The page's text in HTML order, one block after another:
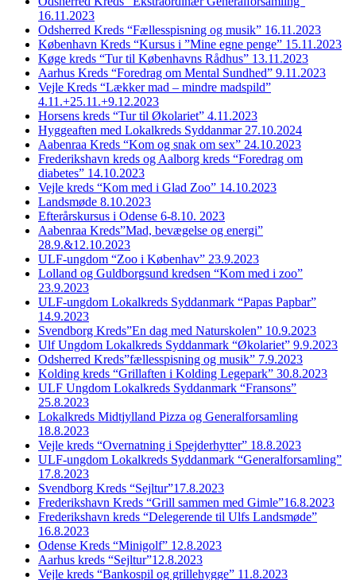
16.11.2023
Odsherred Kreds “Fællesspisning og musik” 16.11.2023
København Kreds “Kursus i ”Mine egne penge” 15.11.2023
Køge kreds “Tur til Københavns Rådhus” 13.11.2023
Aarhus Kreds “Foredrag om Mental Sundhed” 9.11.2023
Vejle Kreds “Lækker mad – mindre madspild”
4.11.+25.11.+9.12.2023
Horsens kreds “Tur til Økolariet” 4.11.2023
Hyggeaften med Lokalkreds Syddanmar 27.10.2024
Aabenraa Kreds “Kom og snak om sex” 24.10.2023
Frederikshavn kreds og Aalborg kreds “Foredrag om
diabetes” 14.10.2023
Vejle kreds “Kom med i Glad Zoo” 14.10.2023
Landsmøde 8.10.2023
Efterårskursus i Odense 6-8.10. 2023
Aabenraa Kreds”Mad, bevægelse og energi”
28.9.&12.10.2023
ULF-ungdom “Zoo i Københav” 23.9.2023
Lolland og Guldborgsund kredsen “Kom med i zoo”
23.9.2023
ULF-ungdom Lokalkreds Syddanmark “Papas Papbar”
14.9.2023
Svendborg Kreds”En dag med Naturskolen” 10.9.2023
Ulf Ungdom Lokalkreds Syddanmark “Økolariet” 9.9.2023
Odsherred Kreds”fællesspisning og musik” 7.9.2023
Kolding kreds “Grillaften i Kolding Legepark” 30.8.2023
ULF Ungdom Lokalkreds Syddanmark “Fransons”
25.8.2023
Lokalkreds Midtjylland Pizza og Generalforsamling
18.8.2023
Vejle kreds “Overnatning i Spejderhytter” 18.8.2023
ULF-ungdom Lokalkreds Syddanmark “Generalforsamling”
17.8.2023
Svendborg Kreds “Sejltur”17.8.2023
Frederikshavn Kreds “Grill sammen med Gimle”16.8.2023
Frederikshavn kreds “Delegerende til Ulfs Landsmøde”
16.8.2023
Odense Kreds “Minigolf” 12.8.2023
Aarhus kreds “Sejltur”12.8.2023
Vejle kreds “Bankospil og grillehygge” 11.8.2023